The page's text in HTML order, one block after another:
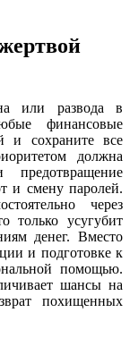
или развода в
финансовые
и сохраните все
должна
и смену паролей.
через
только усугубит
денег. Вместо
и подготовке к
помощью.
шансы на
похищенных